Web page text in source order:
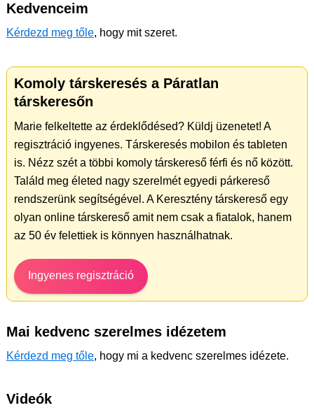
Kedvenceim
Kérdezd meg tőle, hogy mit szeret.
Komoly társkeresés a Páratlan
társkeresőn
Marie felkeltette az érdeklődésed? Küldj üzenetet! A
regisztráció ingyenes. Társkeresés mobilon és tableten
is. Nézz szét a többi komoly társkereső férfi és nő között.
Találd meg életed nagy szerelmét egyedi párkereső
rendszerünk segítségével. A Keresztény társkereső egy
olyan online társkereső amit nem csak a fiatalok, hanem
az 50 év felettiek is könnyen használhatnak.
Ingyenes regisztráció
Mai kedvenc szerelmes idézetem
Kérdezd meg tőle, hogy mi a kedvenc szerelmes idézete.
Videók